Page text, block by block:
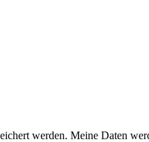
werden. Meine Daten